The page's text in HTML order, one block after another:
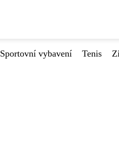
Sportovní vybavení Tenis